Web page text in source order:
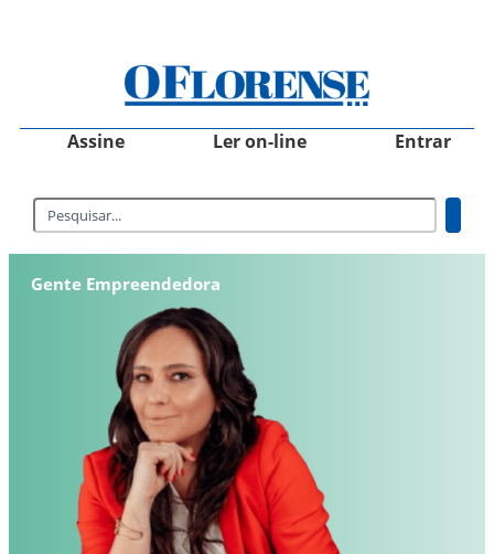
Assine Ler on-line Entrar
Gente Empreendedora